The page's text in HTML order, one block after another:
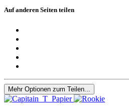
Auf anderen Seiten teilen
Mehr Optionen zum Teilen...